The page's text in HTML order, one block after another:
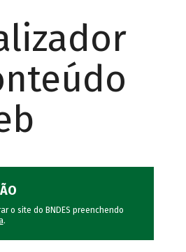
o site do BNDES preenchendo
.